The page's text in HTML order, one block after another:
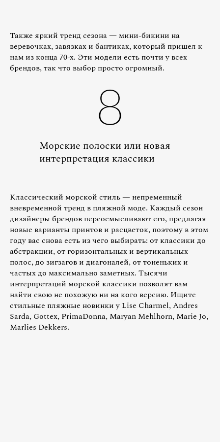
Также яркий тренд сезона — мини-бикини на
веревочках, завязках и бантиках, который пришел к
нам из конца 70-х. Эти модели есть почти у всех
брендов, так что выбор просто огромный.
8
Морские полоски или новая
интерпретация классики
Классический морской стиль — непременный
вневременной тренд в пляжной моде. Каждый сезон
дизайнеры брендов переосмысливают его, предлагая
новые варианты принтов и расцветок, поэтому в этом
году вас снова есть из чего выбирать: от классики до
абстракции, от горизонтальных и вертикальных
полос, до зигзагов и диагоналей, от тоненьких и
частых до максимально заметных. Тысячи
интерпретаций морской классики позволят вам
найти свою не похожую ни на кого версию. Ищите
стильные пляжные новинки у Lise Charmel, Andres
Sarda, Gottex, PrimaDonna, Maryan Mehlhorn, Marie Jo,
Marlies Dekkers.